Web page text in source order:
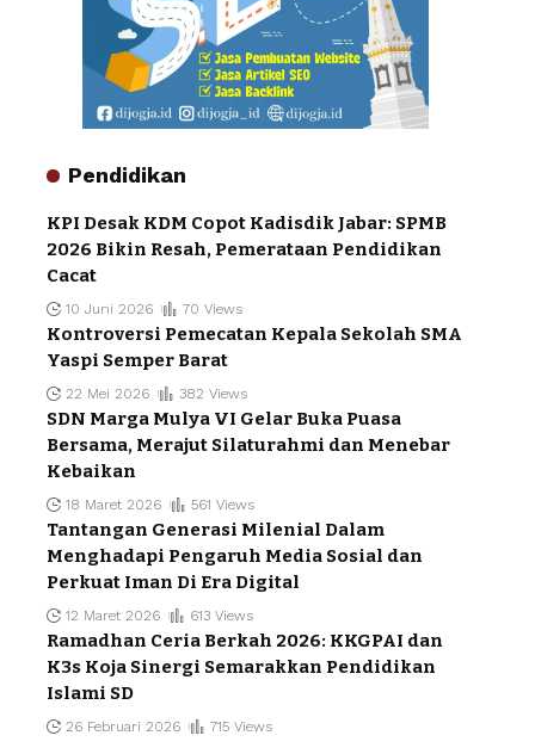
Pendidikan
KPI Desak KDM Copot Kadisdik Jabar: SPMB
2026 Bikin Resah, Pemerataan Pendidikan
Cacat
10 Juni 2026 70 Views
Kontroversi Pemecatan Kepala Sekolah SMA
Yaspi Semper Barat
22 Mei 2026 382 Views
SDN Marga Mulya VI Gelar Buka Puasa
Bersama, Merajut Silaturahmi dan Menebar
Kebaikan
18 Maret 2026 561 Views
Tantangan Generasi Milenial Dalam
Menghadapi Pengaruh Media Sosial dan
Perkuat Iman Di Era Digital
12 Maret 2026 613 Views
Ramadhan Ceria Berkah 2026: KKGPAI dan
K3s Koja Sinergi Semarakkan Pendidikan
Islami SD
26 Februari 2026 715 Views